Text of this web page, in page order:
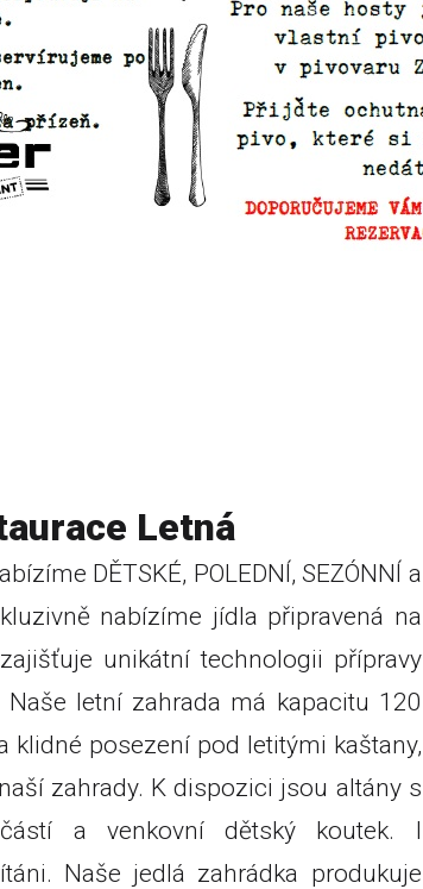
Letná
DĚTSKÉ, POLEDNÍ, SEZÓNNÍ a
nabízíme jídla připravená na
unikátní technologii přípravy
letní zahrada má kapacitu 120
posezení pod letitými kaštany,
zahrady. K dispozici jsou altány s
a venkovní dětský koutek. I
Naše jedlá zahrádka produkuje